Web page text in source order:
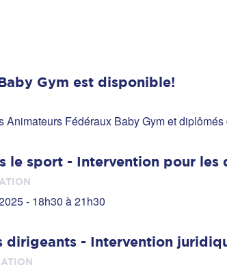
Gym est disponible!
Animateurs Fédéraux Baby Gym et
le sport - Intervention pour les
- 18h30 à 21h30
dirigeants - Intervention